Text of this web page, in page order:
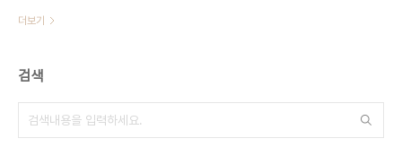
더보기
검색